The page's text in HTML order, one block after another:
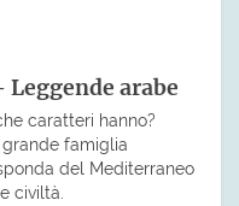
arabe
caratteri hanno?
famiglia
del Mediterraneo
civiltà.